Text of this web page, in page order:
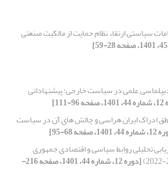
سیاستی ارتقاء نظام حمایت از مالکیت صنعتی
علمی در سیاست خارجی: پیشنهاداتی
ادراک ایران هراسی و چالش های آن در سیاست
صفحه 68-95]
تحلیلی روابط سیاسی و اقتصادی جمهوری
[دوره 12، شماره 44، 1401، صفحه 216-